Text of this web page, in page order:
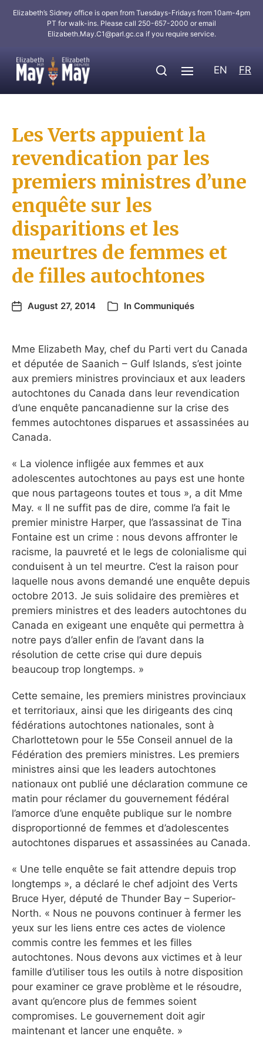
Elizabeth’s Sidney office is open from Tuesdays-Fridays from 10am-4pm
PT for walk-ins. Please call 250-657-2000 or email
Elizabeth.May.C1@parl.gc.ca if you require service.
EN FR
Les Verts appuient la
revendication par les
premiers ministres d’une
enquête sur les
disparitions et les
meurtres de femmes et
de filles autochtones
August 27, 2014 In Communiqués
Mme Elizabeth May, chef du Parti vert du Canada
et députée de Saanich – Gulf Islands, s’est jointe
aux premiers ministres provinciaux et aux leaders
autochtones du Canada dans leur revendication
d’une enquête pancanadienne sur la crise des
femmes autochtones disparues et assassinées au
Canada.
« La violence infligée aux femmes et aux
adolescentes autochtones au pays est une honte
que nous partageons toutes et tous », a dit Mme
May. « Il ne suffit pas de dire, comme l’a fait le
premier ministre Harper, que l’assassinat de Tina
Fontaine est un crime : nous devons affronter le
racisme, la pauvreté et le legs de colonialisme qui
conduisent à un tel meurtre. C’est la raison pour
laquelle nous avons demandé une enquête depuis
octobre 2013. Je suis solidaire des premières et
premiers ministres et des leaders autochtones du
Canada en exigeant une enquête qui permettra à
notre pays d’aller enfin de l’avant dans la
résolution de cette crise qui dure depuis
beaucoup trop longtemps. »
Cette semaine, les premiers ministres provinciaux
et territoriaux, ainsi que les dirigeants des cinq
fédérations autochtones nationales, sont à
Charlottetown pour le 55e Conseil annuel de la
Fédération des premiers ministres. Les premiers
ministres ainsi que les leaders autochtones
nationaux ont publié une déclaration commune ce
matin pour réclamer du gouvernement fédéral
l’amorce d’une enquête publique sur le nombre
disproportionné de femmes et d’adolescentes
autochtones disparues et assassinées au Canada.
« Une telle enquête se fait attendre depuis trop
longtemps », a déclaré le chef adjoint des Verts
Bruce Hyer, député de Thunder Bay – Superior-
North. « Nous ne pouvons continuer à fermer les
yeux sur les liens entre ces actes de violence
commis contre les femmes et les filles
autochtones. Nous devons aux victimes et à leur
famille d’utiliser tous les outils à notre disposition
pour examiner ce grave problème et le résoudre,
avant qu’encore plus de femmes soient
compromises. Le gouvernement doit agir
maintenant et lancer une enquête. »